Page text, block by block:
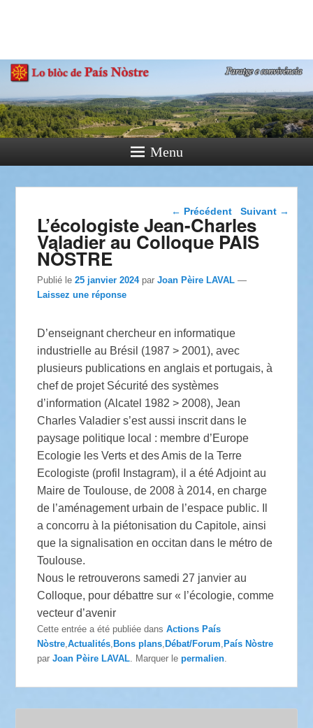
Paratge e Convivència
Menu
Navigation dans les
articles
← Précédent Suivant →
L’écologiste Jean-Charles
Valadier au Colloque PAIS
NÒSTRE
Publié le25 janvier 2024 parJoan Pèire LAVAL —
Laissez une réponse
D’enseignant chercheur en informatique
industrielle au Brésil (1987 > 2001), avec
plusieurs publications en anglais et portugais, à
chef de projet Sécurité des systèmes
d’information (Alcatel 1982 > 2008), Jean
Charles Valadier s’est aussi inscrit dans le
paysage politique local : membre d’Europe
Ecologie les Verts et des Amis de la Terre
Ecologiste (profil Instagram), il a été Adjoint au
Maire de Toulouse, de 2008 à 2014, en charge
de l’aménagement urbain de l’espace public. Il
a concorru à la piétonisation du Capitole, ainsi
que la signalisation en occitan dans le métro de
Toulouse.
Nous le retrouverons samedi 27 janvier au
Colloque, pour débattre sur « l’écologie, comme
vecteur d’avenir
Cette entrée a été publiée dansActions País
Nòstre ,Actualités ,Bons plans ,Débat/Forum ,País Nòstre
parJoan Pèire LAVAL . Marquer lepermalien